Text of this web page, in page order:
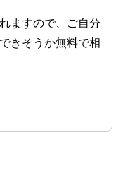
ますので、ご自分
きそうか無料で相